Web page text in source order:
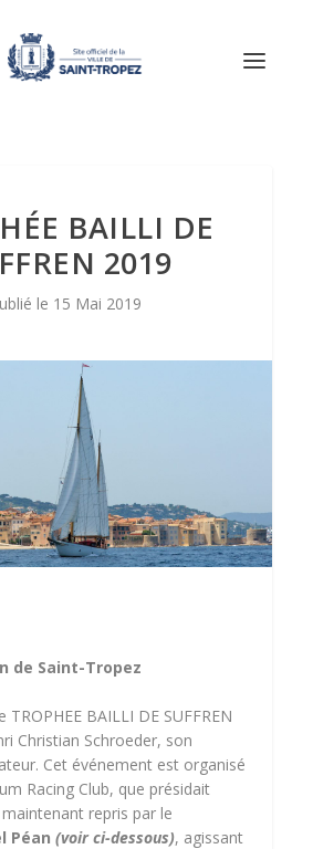
BAILLI DE
2019
15 Mai 2019
de Saint-Tropez
TROPHEE BAILLI DE SUFFREN
Christian Schroeder, son
Cet événement est organisé
Racing Club, que présidait
repris par le
Péan (voir ci-dessous), agissant